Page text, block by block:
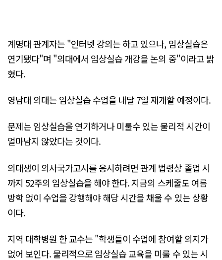
계명대 관계자는 "인터넷 강의는 하고 있으나, 임상실습은
연기됐다"며 "의대에서 임상실습 개강을 논의 중"이라고 밝
혔다.
영남대 의대는 임상실습 수업을 내달 7일 재개할 예정이다.
문제는 임상실습을 연기하거나 미룰수 있는 물리적 시간이
얼마남지 않았다는 것이다.
의대생이 의사국가고시를 응시하려면 관계 법령상 졸업 시
까지 52주의 임상실습을 해야 한다. 지금의 스케줄도 여름
방학 없이 수업을 강행해야 해당 시간을 채울 수 있는 상황
이다.
지역 대학병원 한 교수는 "학생들이 수업에 참여할 의지가
없어 보인다. 물리적으로 임상실습 교육을 미룰 수 있는 시